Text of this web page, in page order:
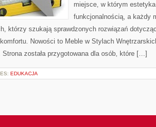
miejsce, w którym
funkcjonalnością, a każdy
którzy szukają sprawdzonych rozwiązań
Nowości to Meble w Stylach
Strona została przygotowana dla osób, które […]
EDUKACJA